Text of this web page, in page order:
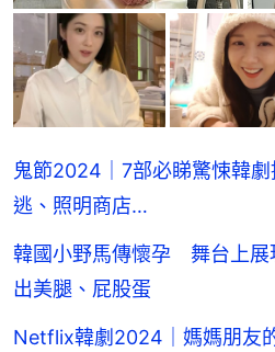
鬼節2024｜7部必睇驚悚韓
逃、照明商店…
韓國小野馬傳懷孕 舞台上
出美腿、屁股蛋
Netflix韓劇2024｜媽媽朋友